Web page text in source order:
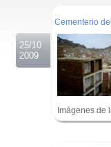
25/10
2009
Cementerio
Imágenes de